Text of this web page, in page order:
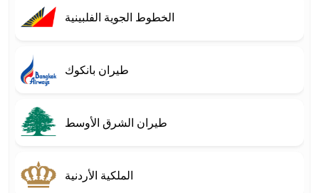
الخطوط الجوية الفلبينية
طيران بانكوك
طيران الشرق الأوسط
الملكية الأردنية